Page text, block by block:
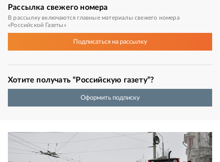
Рассылка свежего номера
В рассылку включаются главные материалы свежего номера
«Российской Газеты»
Подписатьсяна рассылку
Хотите получать “Российскую газету”?
Оформить подписку